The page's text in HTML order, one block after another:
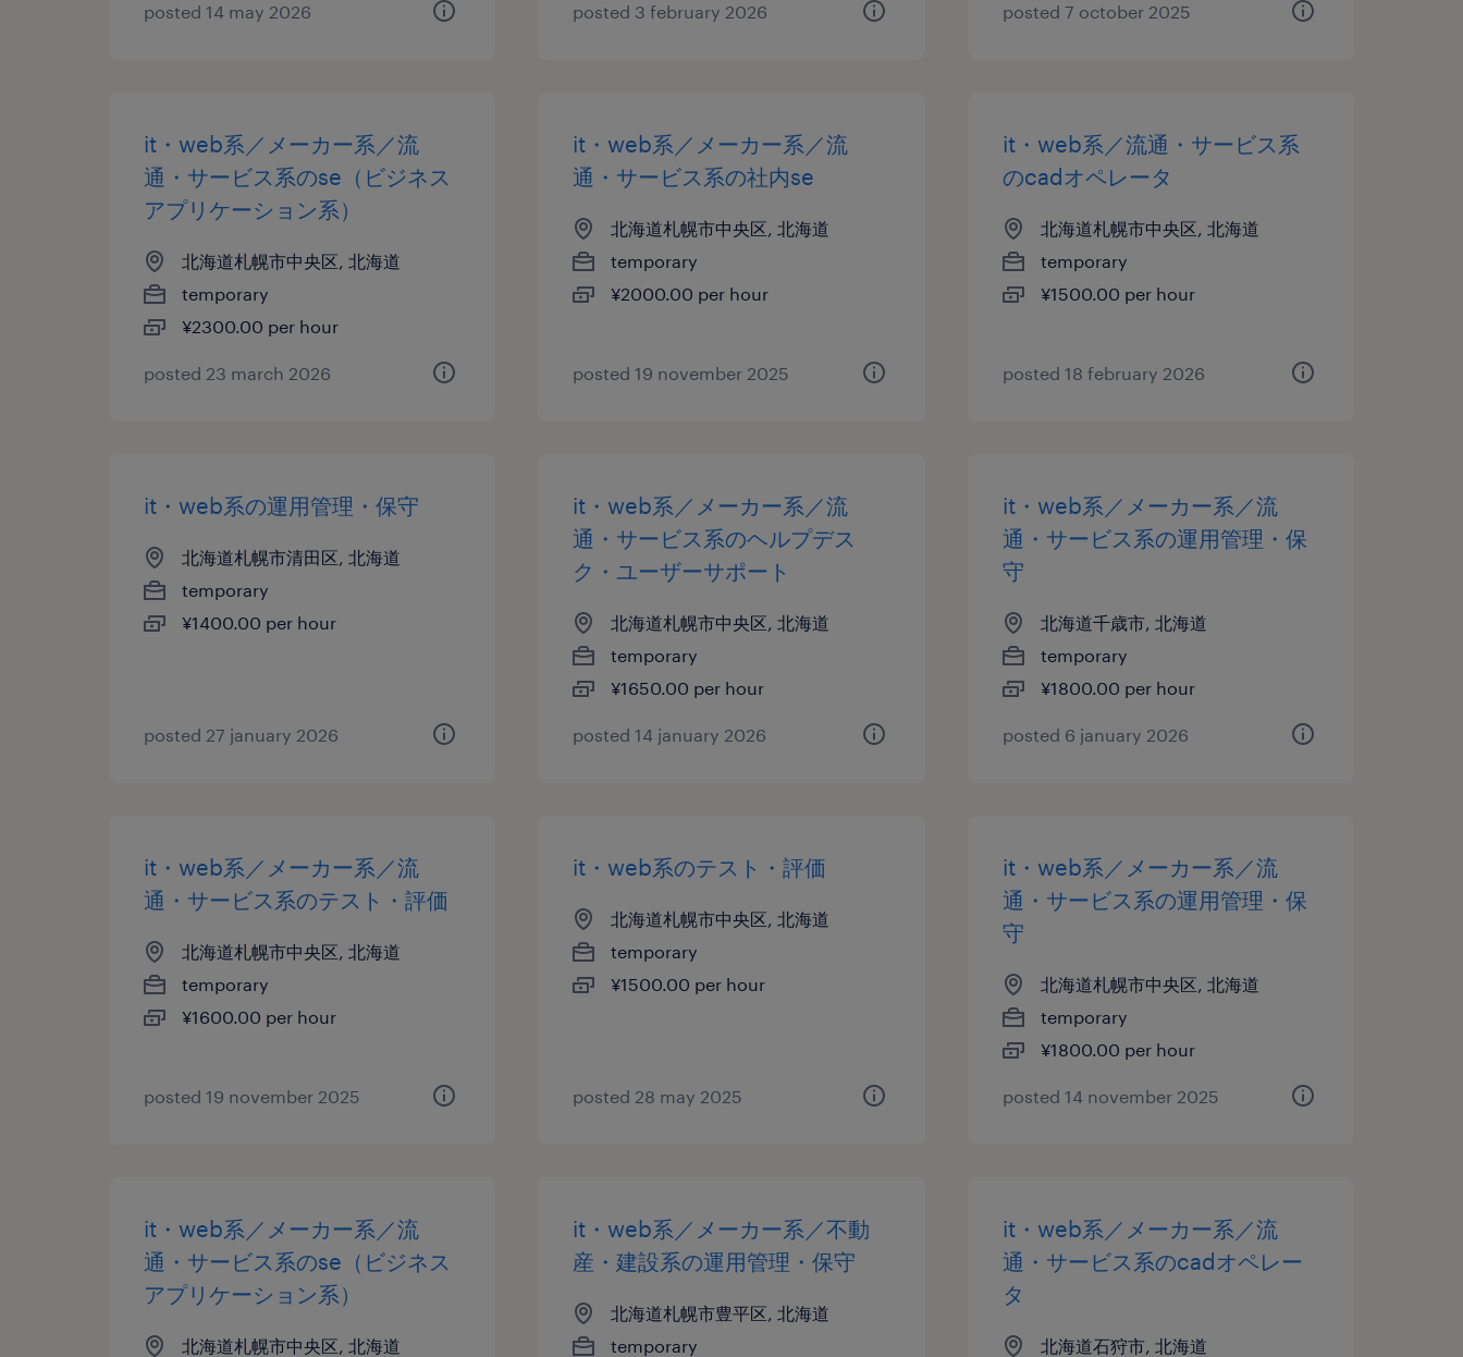
posted 14 may 2026 posted 3 february 2026 posted 7 october 2025
it・web系／メーカー系／流
通・サービス系のse（ビジネス
アプリケーション系）
北海道札幌市中央区, 北海道
temporary
¥2300.00 per hour
posted 23 march 2026
it・web系／メーカー系／流
通・サービス系の社内se
北海道札幌市中央区, 北海道
temporary
¥2000.00 per hour
posted 19 november 2025
it・web系／流通・サービス系
のcadオペレータ
北海道札幌市中央区, 北海道
temporary
¥1500.00 per hour
posted 18 february 2026
it・web系の運用管理・保守
北海道札幌市清田区, 北海道
temporary
¥1400.00 per hour
posted 27 january 2026
it・web系／メーカー系／流
通・サービス系のヘルプデス
ク・ユーザーサポート
北海道札幌市中央区, 北海道
temporary
¥1650.00 per hour
posted 14 january 2026
it・web系／メーカー系／流
通・サービス系の運用管理・保
守
北海道千歳市, 北海道
temporary
¥1800.00 per hour
posted 6 january 2026
it・web系／メーカー系／流
通・サービス系のテスト・評価
北海道札幌市中央区, 北海道
temporary
¥1600.00 per hour
posted 19 november 2025
it・web系のテスト・評価
北海道札幌市中央区, 北海道
temporary
¥1500.00 per hour
posted 28 may 2025
it・web系／メーカー系／流
通・サービス系の運用管理・保
守
北海道札幌市中央区, 北海道
temporary
¥1800.00 per hour
posted 14 november 2025
it・web系／メーカー系／流
通・サービス系のse（ビジネス
アプリケーション系）
北海道札幌市中央区, 北海道
it・web系／メーカー系／不動
産・建設系の運用管理・保守
北海道札幌市豊平区, 北海道
temporary
it・web系／メーカー系／流
通・サービス系のcadオペレー
タ
北海道石狩市, 北海道